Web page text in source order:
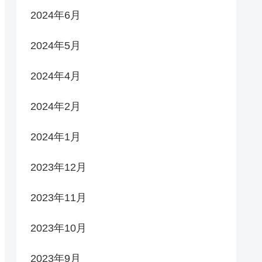
2024年6月
2024年5月
2024年4月
2024年2月
2024年1月
2023年12月
2023年11月
2023年10月
2023年9月